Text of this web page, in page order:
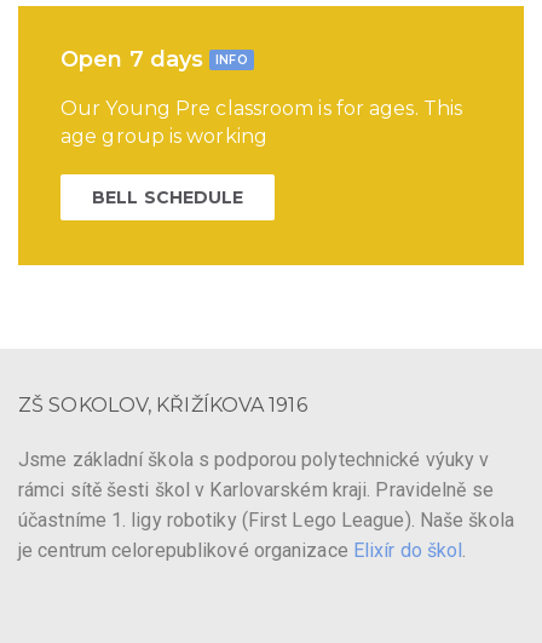
Open 7 days INFO
Our Young Pre classroom is for ages. This
age group is working
BELL SCHEDULE
ZŠ SOKOLOV, KŘIŽÍKOVA 1916
Jsme základní škola s podporou polytechnické výuky v
rámci sítě šesti škol v Karlovarském kraji. Pravidelně se
účastníme 1. ligy robotiky (First Lego League). Naše škola
je centrum celorepublikové organizace Elixír do škol .